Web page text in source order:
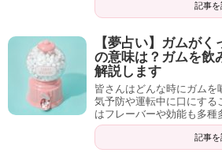
それでも電話占いって、考えがま
て、結局時間をたくさん使ってし
て心配があったりしますよね…？
テキストメールなら整理して落ち
るので、その心配もありませんが
記事を
【夢占い】ガムが
の意味は？ガムを飲
解説します
皆さんはどんな時にガム
気予防や運転中に口にする
はフレーバーや効能も多種
記事を